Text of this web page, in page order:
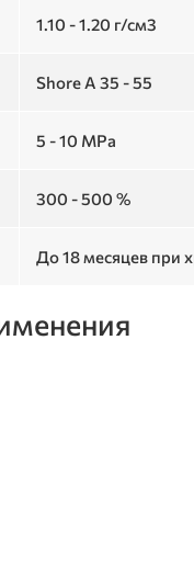
1.10 - 1.20 г/см3
Shore A 35 - 55
5 - 10 MPa
300 - 500 %
До 18 месяцев при